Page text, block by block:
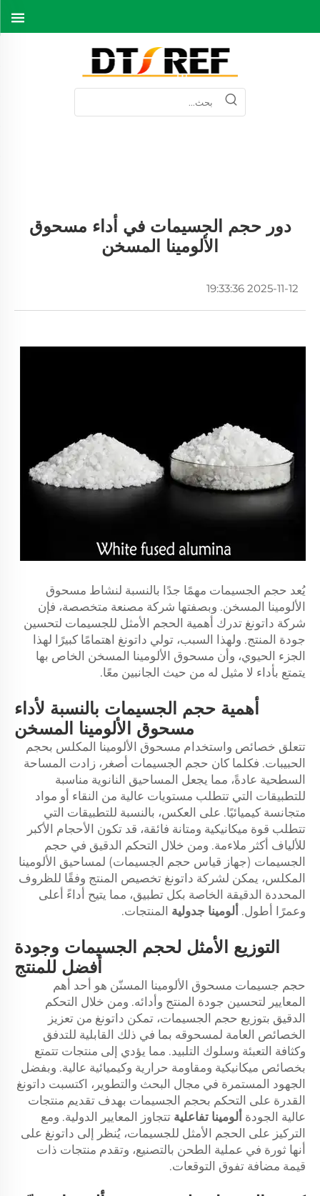
دور حجم الجسيمات في أداء مسحوق
الألومينا المسخن
2025-11-12 19:33:36
يُعد حجم الجسيمات مهمًا جدًا بالنسبة لنشاط مسحوق
الألومينا المسخن. وبصفتها شركة مصنعة متخصصة، فإن
شركة داتونغ تدرك أهمية الحجم الأمثل للجسيمات لتحسين
جودة المنتج. ولهذا السبب، تولي داتونغ اهتمامًا كبيرًا لهذا
الجزء الحيوي، وأن مسحوق الألومينا المسخن الخاص بها
يتمتع بأداء لا مثيل له من حيث الجانبين معًا.
أهمية حجم الجسيمات بالنسبة لأداء
مسحوق الألومينا المسخن
تتعلق خصائص واستخدام مسحوق الألومينا المكلس بحجم
الحبيبات. فكلما كان حجم الجسيمات أصغر، زادت المساحة
السطحية عادةً، مما يجعل المساحيق النانوية مناسبة
للتطبيقات التي تتطلب مستويات عالية من النقاء أو مواد
متجانسة كيميائيًا. على العكس، بالنسبة للتطبيقات التي
تتطلب قوة ميكانيكية ومتانة فائقة، قد تكون الأحجام الأكبر
للألياف أكثر ملاءمة. ومن خلال التحكم الدقيق في حجم
الجسيمات (جهاز قياس حجم الجسيمات) لمساحيق الألومينا
المكلس، يمكن لشركة داتونغ تخصيص المنتج وفقًا للظروف
المحددة الدقيقة الخاصة بكل تطبيق، مما يتيح أداءً أعلى
وعمرًا أطول. ألومينا جدولية المنتجات.
التوزيع الأمثل لحجم الجسيمات وجودة
أفضل للمنتج
حجم جسيمات مسحوق الألومينا المسنّن هو أحد أهم
المعايير لتحسين جودة المنتج وأدائه. ومن خلال التحكم
الدقيق بتوزيع حجم الجسيمات، تمكن داتونغ من تعزيز
الخصائص العامة لمسحوقه بما في ذلك القابلية للتدفق
وكثافة التعبئة وسلوك التلبيد. مما يؤدي إلى منتجات تتمتع
بخصائص ميكانيكية ومقاومة حرارية وكيميائية عالية. وبفضل
الجهود المستمرة في مجال البحث والتطوير، اكتسبت داتونغ
القدرة على التحكم بحجم الجسيمات بهدف تقديم منتجات
عالية الجودة ألومينا تفاعلية تتجاوز المعايير الدولية. ومع
التركيز على الحجم الأمثل للجسيمات، يُنظر إلى داتونغ على
أنها ثورة في عملية الطحن بالتصنيع، وتقدم منتجات ذات
قيمة مضافة تفوق التوقعات.